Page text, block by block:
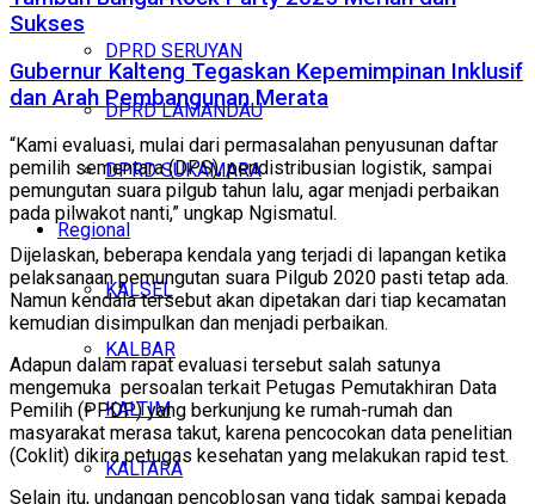
DPRD SERUYAN
DPRD LAMANDAU
DPRD SUKAMARA
Regional
KALSEL
KALBAR
KALTIM
KALTARA
Sukses
Gubernur Kalteng Tegaskan Kepemimpinan Inklusif
dan Arah Pembangunan Merata
“Kami evaluasi, mulai dari permasalahan penyusunan daftar
pemilih sementara (DPS), pendistribusian logistik, sampai
pemungutan suara pilgub tahun lalu, agar menjadi perbaikan
pada pilwakot nanti,” ungkap Ngismatul.
Dijelaskan, beberapa kendala yang terjadi di lapangan ketika
pelaksanaan pemungutan suara Pilgub 2020 pasti tetap ada.
Namun kendala tersebut akan dipetakan dari tiap kecamatan
kemudian disimpulkan dan menjadi perbaikan.
Adapun dalam rapat evaluasi tersebut salah satunya
mengemuka persoalan terkait Petugas Pemutakhiran Data
Pemilih (PPDP) yang berkunjung ke rumah-rumah dan
masyarakat merasa takut, karena pencocokan data penelitian
(Coklit) dikira petugas kesehatan yang melakukan rapid test.
Selain itu, undangan pencoblosan yang tidak sampai kepada